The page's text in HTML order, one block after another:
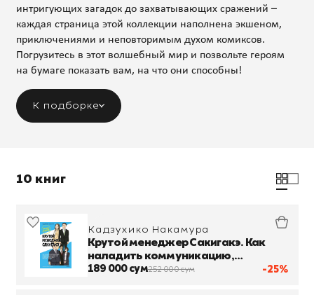
интригующих загадок до захватывающих сражений –
каждая страница этой коллекции наполнена экшеном,
приключениями и неповторимым духом комиксов.
Погрузитесь в этот волшебный мир и позвольте героям
на бумаге показать вам, на что они способны!
К подборке
10 книг
-25%
Кадзухико Накамура
Крутой менеджер Сакигакэ. Как
наладить коммуникацию,
преодолеть сопротивление
189 000 сум252 000 сум